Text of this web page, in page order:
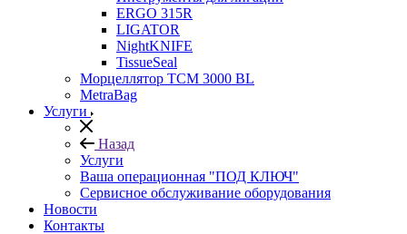
ERGO 315R
LIGATOR
NightKNIFE
TissueSeal
Морцеллятор ТСМ 3000 BL
MetraBag
Услуги
Назад
Услуги
Ваша операционная "ПОД КЛЮЧ"
Сервисное обслуживание оборудования
Новости
Контакты